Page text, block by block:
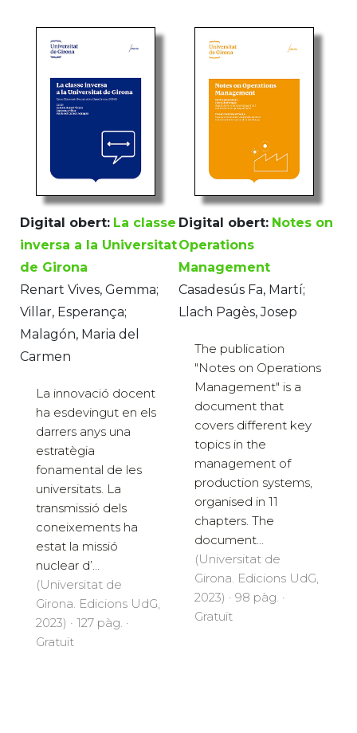
Digital obert: La classe
inversa a la Universitat
de Girona
Renart Vives, Gemma;
Villar, Esperança;
Malagón, Maria del
Carmen
La innovació docent
ha esdevingut en els
darrers anys una
estratègia
fonamental de les
universitats. La
transmissió dels
coneixements ha
estat la missió
nuclear d’...
(Universitat de
Girona. Edicions UdG,
2023) · 127 pàg. ·
Gratuït
Digital obert: Notes on
Operations
Management
Casadesús Fa, Martí;
Llach Pagès, Josep
The publication
"Notes on Operations
Management" is a
document that
covers different key
topics in the
management of
production systems,
organised in 11
chapters. The
document...
(Universitat de
Girona. Edicions UdG,
2023) · 98 pàg. ·
Gratuït